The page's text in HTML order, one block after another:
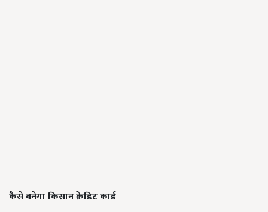
कैसे बनेगा किसान क्रेडिट कार्ड